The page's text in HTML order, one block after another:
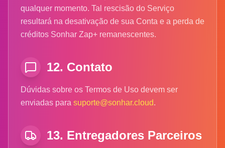
qualquer momento. Tal rescisão do Serviço
resultará na desativação de sua Conta e a perda de
créditos Sonhar Zap+ remanescentes.
12. Contato
Dúvidas sobre os Termos de Uso devem ser
enviadas para suporte@sonhar.cloud.
13. Entregadores Parceiros